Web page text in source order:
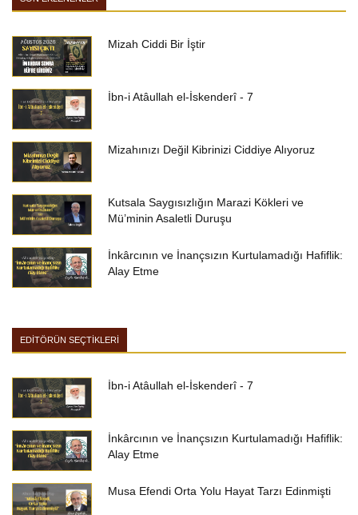
Mizah Ciddi Bir İştir
İbn-i Atâullah el-İskenderî - 7
Mizahınızı Değil Kibrinizi Ciddiye Alıyoruz
Kutsala Saygısızlığın Marazi Kökleri ve
Mü’minin Asaletli Duruşu
İnkârcının ve İnançsızın Kurtulamadığı Hafiflik:
Alay Etme
EDİTÖRÜN SEÇTİKLERİ
İbn-i Atâullah el-İskenderî - 7
İnkârcının ve İnançsızın Kurtulamadığı Hafiflik:
Alay Etme
Musa Efendi Orta Yolu Hayat Tarzı Edinmişti